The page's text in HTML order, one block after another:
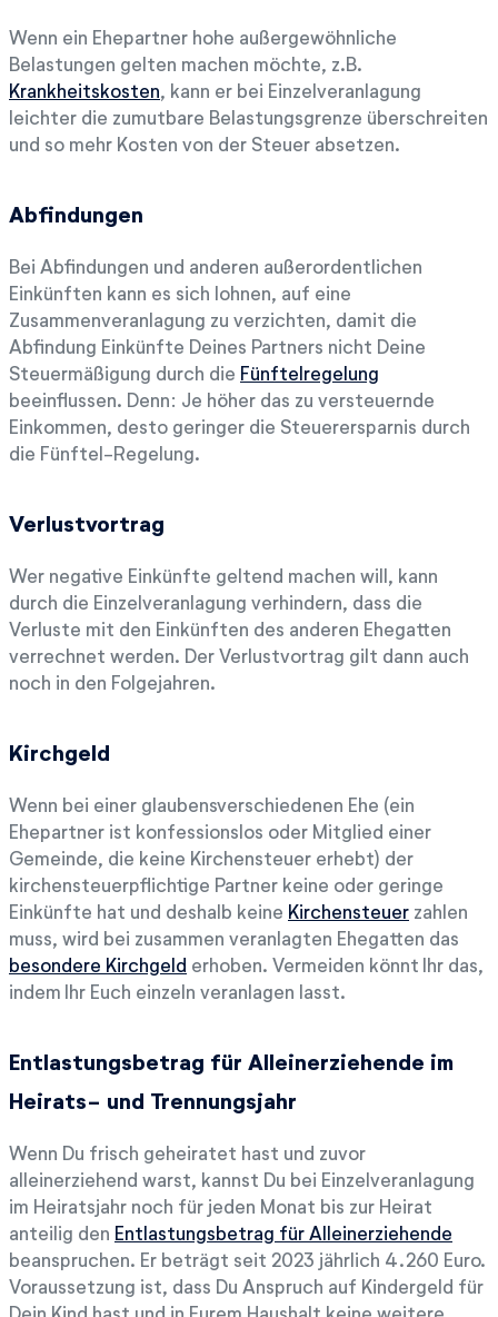
Wenn ein Ehepartner hohe außergewöhnliche
Belastungen gelten machen möchte, z.B.
Krankheitskosten, kann er bei Einzelveranlagung
leichter die zumutbare Belastungsgrenze überschreiten
und so mehr Kosten von der Steuer absetzen.
Abfindungen
Bei Abfindungen und anderen außerordentlichen
Einkünften kann es sich lohnen, auf eine
Zusammenveranlagung zu verzichten, damit die
Abfindung Einkünfte Deines Partners nicht Deine
Steuermäßigung durch die Fünftelregelung
beeinflussen. Denn: Je höher das zu versteuernde
Einkommen, desto geringer die Steuerersparnis durch
die Fünftel-Regelung.
Verlustvortrag
Wer negative Einkünfte geltend machen will, kann
durch die Einzelveranlagung verhindern, dass die
Verluste mit den Einkünften des anderen Ehegatten
verrechnet werden. Der Verlustvortrag gilt dann auch
noch in den Folgejahren.
Kirchgeld
Wenn bei einer glaubensverschiedenen Ehe (ein
Ehepartner ist konfessionslos oder Mitglied einer
Gemeinde, die keine Kirchensteuer erhebt) der
kirchensteuerpflichtige Partner keine oder geringe
Einkünfte hat und deshalb keine Kirchensteuer zahlen
muss, wird bei zusammen veranlagten Ehegatten das
besondere Kirchgeld erhoben. Vermeiden könnt Ihr das,
indem Ihr Euch einzeln veranlagen lasst.
Entlastungsbetrag für Alleinerziehende im
Heirats- und Trennungsjahr
Wenn Du frisch geheiratet hast und zuvor
alleinerziehend warst, kannst Du bei Einzelveranlagung
im Heiratsjahr noch für jeden Monat bis zur Heirat
anteilig den Entlastungsbetrag für Alleinerziehende
beanspruchen. Er beträgt seit 2023 jährlich 4.260 Euro.
Voraussetzung ist, dass Du Anspruch auf Kindergeld für